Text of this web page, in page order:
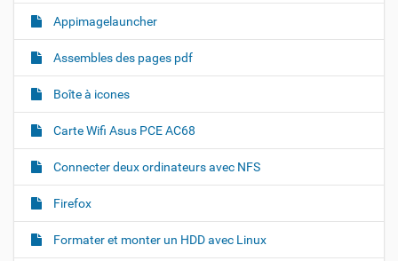
u
r
'
m
e
a
v
g
a
t
i
o
n
Appimagelauncher
Assembles des pages pdf
Boîte à icones
Carte Wifi Asus PCE AC68
Connecter deux ordinateurs avec NFS
Firefox
Formater et monter un HDD avec Linux